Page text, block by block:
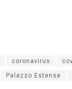
coronavirus
Palazzo Estense